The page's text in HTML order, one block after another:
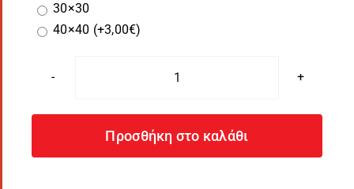
30×30
40×40 (+3,00€)
Μαξιλάρι
Προσθήκη στο καλάθι